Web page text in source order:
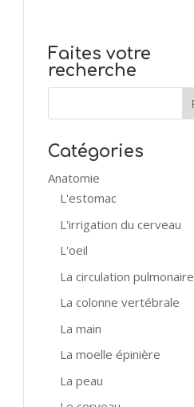
Faites votre
recherche
Catégories
Anatomie
L'estomac
L'irrigation du cerveau
L'oeil
La circulation pulmonaire
La colonne vertébrale
La main
La moelle épinière
La peau